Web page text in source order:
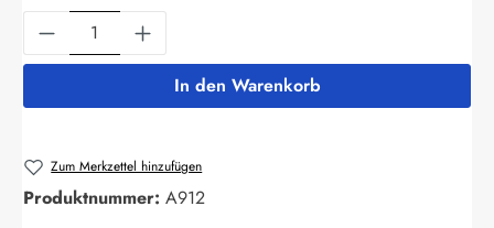
Produkt Anzahl: Gib den gewünschten
In den Warenkorb
Zum Merkzettel hinzufügen
Produktnummer: A912